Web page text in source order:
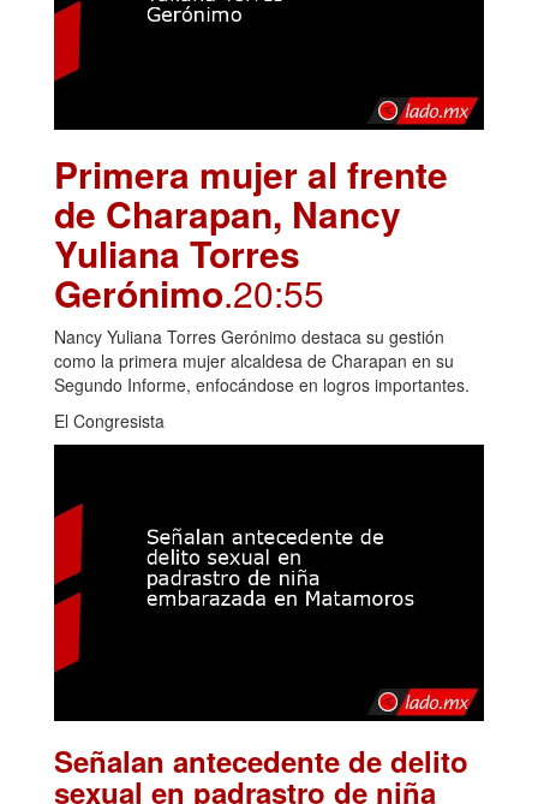
Primera mujer al frente
de Charapan, Nancy
Yuliana Torres
Gerónimo.20:55
Nancy Yuliana Torres Gerónimo destaca su gestión
como la primera mujer alcaldesa de Charapan en su
Segundo Informe, enfocándose en logros importantes.
El Congresista
Señalan antecedente de delito
sexual en padrastro de niña